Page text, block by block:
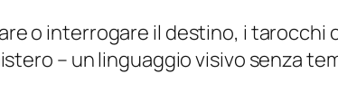
o interrogare il destino, i tarocchi
– un linguaggio visivo senza